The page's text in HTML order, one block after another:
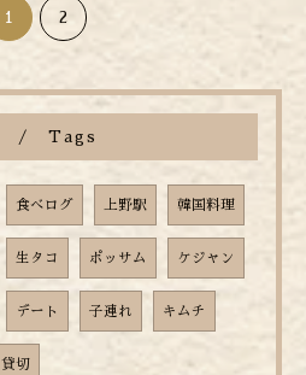
1 2
Tags
食べログ 上野駅 韓国料理
生タコ ポッサム ケジャン
デート 子連れ キムチ
貸切